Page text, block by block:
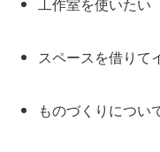
工作室を使いたい
スペースを借りて
ものづくりについ